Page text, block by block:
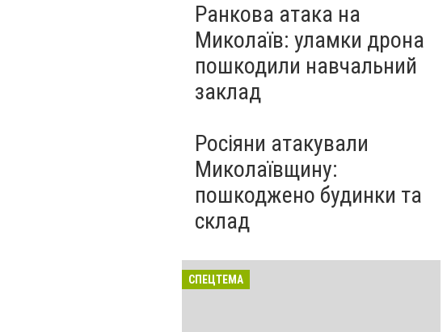
Ранкова атака на
Миколаїв: уламки дрона
пошкодили навчальний
заклад
Росіяни атакували
Миколаївщину:
пошкоджено будинки та
склад
СПЕЦТЕМА